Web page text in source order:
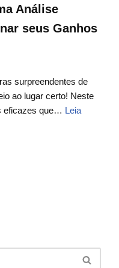
Análise
seus Ganhos
surpreendentes de
ao lugar certo! Neste
eficazes que… Leia